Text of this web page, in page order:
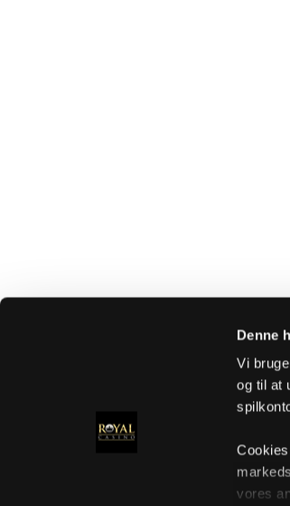
Denne
Vi
og til at
vores